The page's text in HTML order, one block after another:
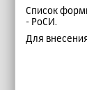
Список
- РоСИ.
Для